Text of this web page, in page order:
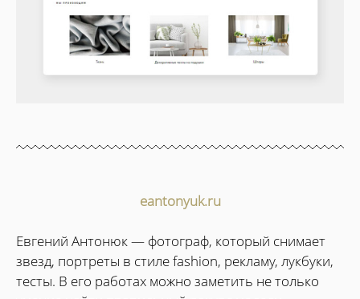
eantonyuk.ru
Евгений Антонюк — фотограф, который снимает
звезд, портреты в стиле fashion, рекламу, лукбуки,
тесты. В его работах можно заметить не только